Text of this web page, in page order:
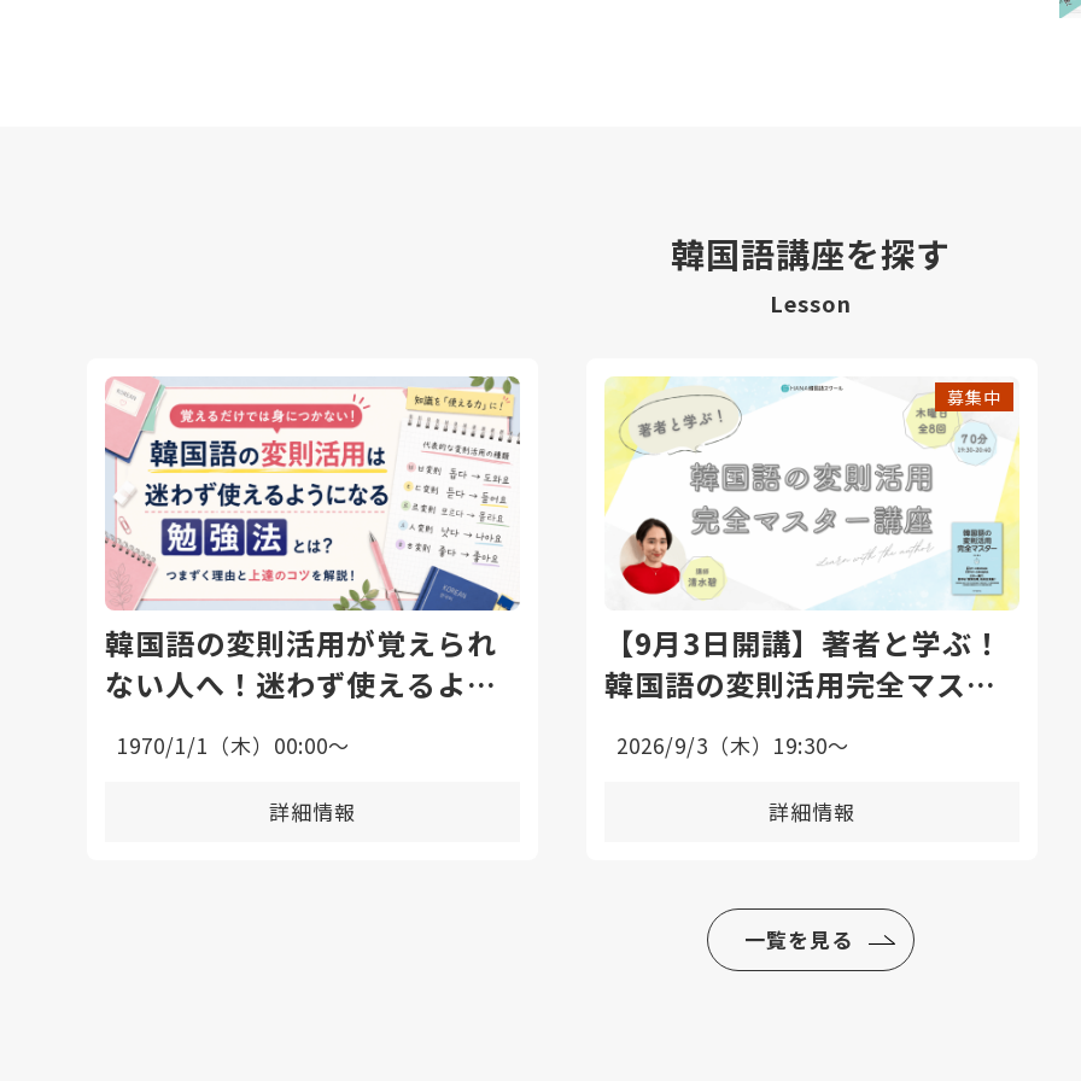
韓国語講座を探す
Lesson
韓国語の変則活用が覚えられ
ない人へ！迷わず使えるよう
1970/1/1（木）00:00〜
詳細情報
募集中
【9月3日開講】著者と学ぶ！
韓国語の変則活用完全マスタ
2026/9/3（木）19:30〜
詳細情報
一覧を見る